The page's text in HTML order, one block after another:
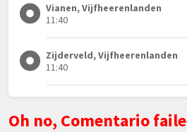
Vianen, Vijfheerenlanden
11:40
Zijderveld, Vijfheerenlanden
11:40
Oh no, Comentario